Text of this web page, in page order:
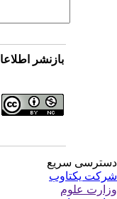
بازنشر
سریع
یکتاوب
علوم